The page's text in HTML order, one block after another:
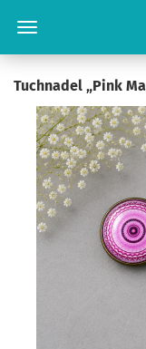
Tuchnadel „Pink